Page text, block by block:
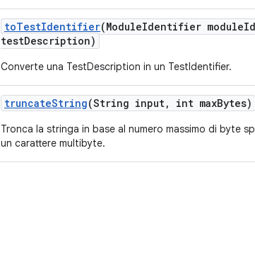
toTestIdentifier(ModuleIdentifier module
testDescription)
Converte una TestDescription in un TestIdentifier.
truncateString(String input, int maxBytes)
Tronca la stringa in base al numero massimo di byte
un carattere multibyte.